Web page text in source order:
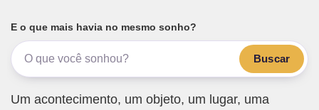
E o que mais havia no mesmo sonho?
Buscar
Um acontecimento, um objeto, um lugar, uma